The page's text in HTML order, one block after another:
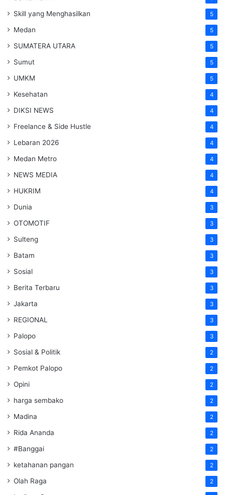
Skill yang Menghasilkan 5
Medan 5
SUMATERA UTARA 5
Sumut 5
UMKM 5
Kesehatan 4
DIKSI NEWS 4
Freelance & Side Hustle 4
Lebaran 2026 4
Medan Metro 4
NEWS MEDIA 4
HUKRIM 4
Dunia 3
OTOMOTIF 3
Sulteng 3
Batam 3
Sosial 3
Berita Terbaru 3
Jakarta 3
REGIONAL 3
Palopo 3
Sosial & Politik 2
Pemkot Palopo 2
Opini 2
harga sembako 2
Madina 2
Rida Ananda 2
#Banggai 2
ketahanan pangan 2
Olah Raga 2